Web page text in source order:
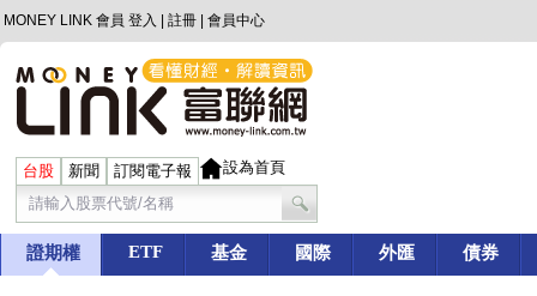
MONEY LINK 會員 登入 註冊 會員中心
台股 新聞 訂閱電子報 設為首頁
證期權 ETF 基金 國際 外匯 債券